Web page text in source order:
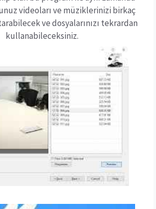
videoları ve müziklerinizi birkaç
ve dosyalarınızı tekrardan
kullanabileceksiniz.